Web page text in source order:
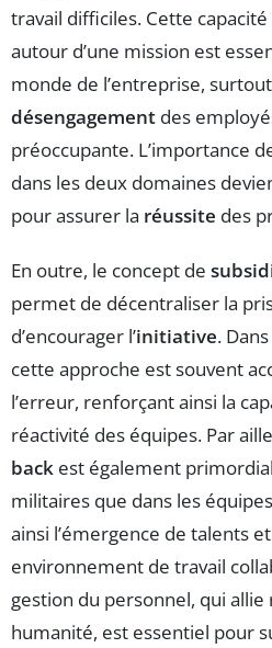
travail difficiles. Cette
autour d’une mission est
monde de l’entreprise,
désengagement des
préoccupante. L’importance
dans les deux domaines
pour assurer la réussite des
En outre, le concept de
permet de décentraliser la
d’encourager l’initiative.
cette approche est souvent
l’erreur, renforçant ainsi la
réactivité des équipes. Par
back est également
militaires que dans les
ainsi l’émergence de talents
environnement de travail
gestion du personnel, qui
humanité, est essentiel pour